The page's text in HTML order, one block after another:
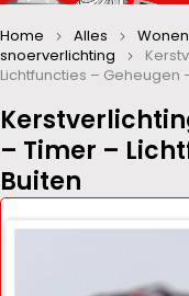
– Timer –
Buiten
Home Alles
snoerverlichting
Lichtfuncties – Geheugen